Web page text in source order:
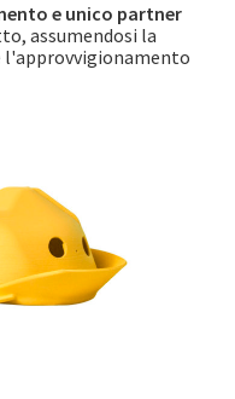
e unico partner
assumendosi la
l'approvvigionamento